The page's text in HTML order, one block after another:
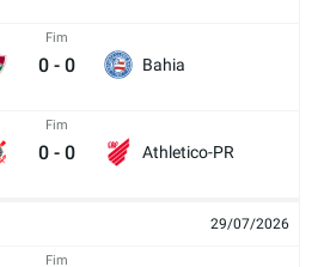
Fim
0 - 0 Bahia
Fim
0 - 0 Athletico-PR
29/07/2026
Fim